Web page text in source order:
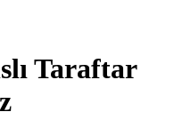
Taraftar